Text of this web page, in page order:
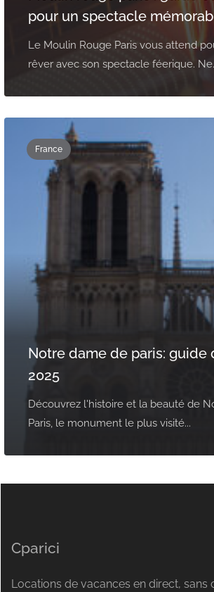
pour un spectacle
Le Moulin Rouge Paris vous attend
rêver avec son spectacle féerique.
France
Notre dame de paris: guide
2025
Découvrez l'histoire et la beauté de
Paris, le monument le plus visité...
Cparici
Locations de vacances en direct, sans